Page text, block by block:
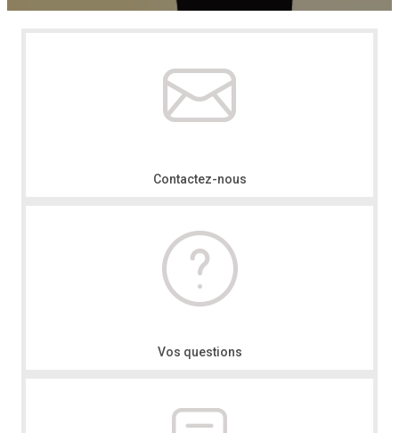
Contactez-nous
Vos questions